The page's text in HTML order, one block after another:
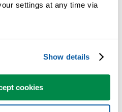
settings at any time via
Show details
cookies
necessaria.
ogni giorno.
organizzazioni.